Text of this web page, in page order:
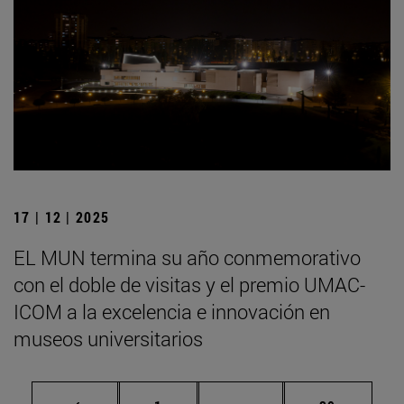
17 | 12 | 2025
EL MUN termina su año conmemorativo
con el doble de visitas y el premio UMAC-
ICOM a la excelencia e innovación en
museos universitarios